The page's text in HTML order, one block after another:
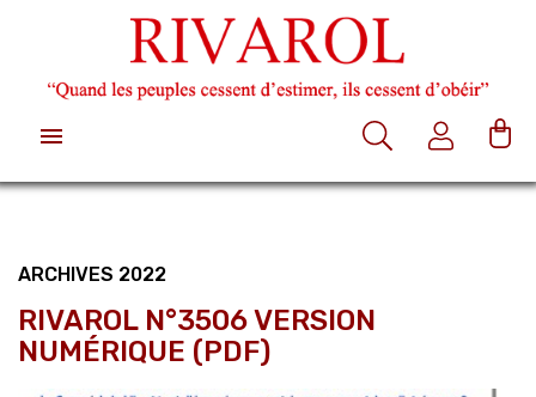

ARCHIVES 2022
RIVAROL N°3506 VERSION
NUMÉRIQUE (PDF)